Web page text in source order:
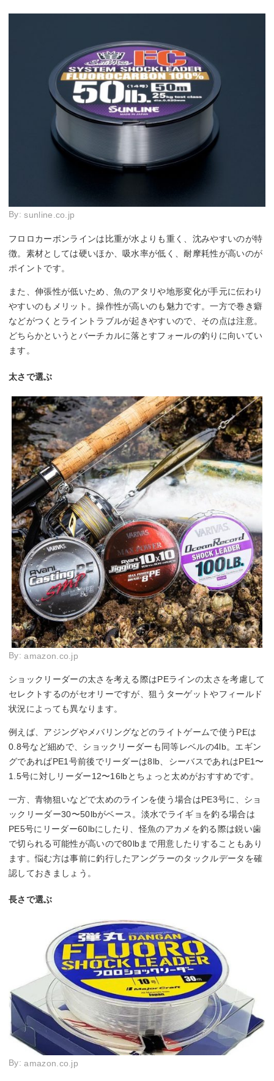
By:sunline.co.jp
フロロカーボンラインは比重が水よりも重く、沈みやすいのが特
徴。素材としては硬いほか、吸水率が低く、耐摩耗性が高いのが
ポイントです。
また、伸張性が低いため、魚のアタリや地形変化が手元に伝わり
やすいのもメリット。操作性が高いのも魅力です。一方で巻き癖
などがつくとライントラブルが起きやすいので、その点は注意。
どちらかというとバーチカルに落とすフォールの釣りに向いてい
ます。
太さで選ぶ
By:amazon.co.jp
ショックリーダーの太さを考える際はPEラインの太さを考慮して
セレクトするのがセオリーですが、狙うターゲットやフィールド
状況によっても異なります。
例えば、アジングやメバリングなどのライトゲームで使うPEは
0.8号など細めで、ショックリーダーも同等レベルの4lb。エギン
グであればPE1号前後でリーダーは8lb、シーバスであれはPE1〜
1.5号に対しリーダー12〜16lbとちょっと太めがおすすめです。
一方、青物狙いなどで太めのラインを使う場合はPE3号に、ショ
ックリーダー30〜50lbがベース。淡水でライギョを釣る場合は
PE5号にリーダー60lbにしたり、怪魚のアカメを釣る際は鋭い歯
で切られる可能性が高いので80lbまで用意したりすることもあり
ます。悩む方は事前に釣行したアングラーのタックルデータを確
認しておきましょう。
長さで選ぶ
By:amazon.co.jp